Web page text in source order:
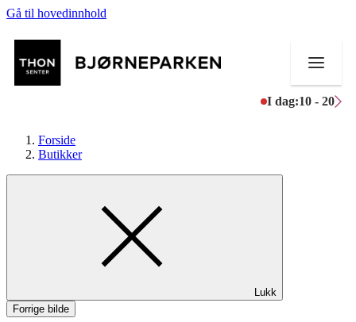
Gå til hovedinnhold
I dag:10 - 20
Mat og drikke
Tilbud
Forside
Butikker
Lukk
Forrige bilde